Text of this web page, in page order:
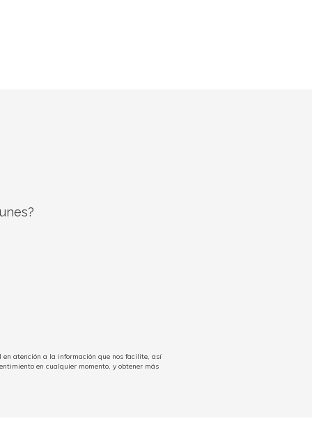
atención a la información que nos facilite, así
en cualquier momento, y obtener más